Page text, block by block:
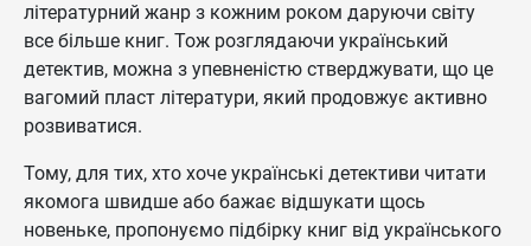
літературний жанр з кожним роком даруючи світу
все більше книг. Тож розглядаючи український
детектив, можна з упевненістю стверджувати, що це
вагомий пласт літератури, який продовжує активно
розвиватися.
Тому, для тих, хто хоче українські детективи читати
якомога швидше або бажає відшукати щось
новеньке, пропонуємо підбірку книг від українського